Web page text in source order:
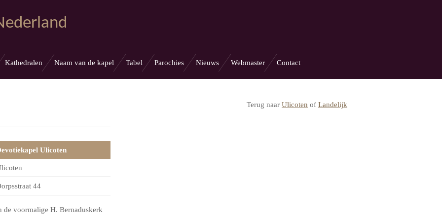
Kathedralen Naam van de kapel Tabel Parochies Nieuws Webmaster Contact
Terug naar Ulicoten of Landelijk
Ulicoten
44
de voormalige H. Bernaduskerk